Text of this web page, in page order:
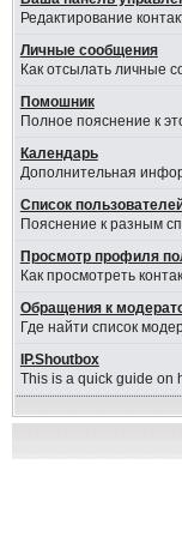
Редактирование
Личные сообщения
Как отсылать личные
Помошник
Полное пояснение к
Календарь
Дополнительная
Список
Пояснение к разным
Просмотр профиля
Как просмотреть
Обращения к
Где найти список
IP.Shoutbox
This is a quick guide on